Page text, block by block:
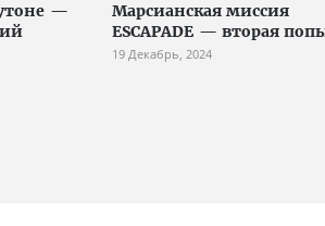
—
Марсианская миссия
ESCAPADE — вторая
19 Декабрь, 2024